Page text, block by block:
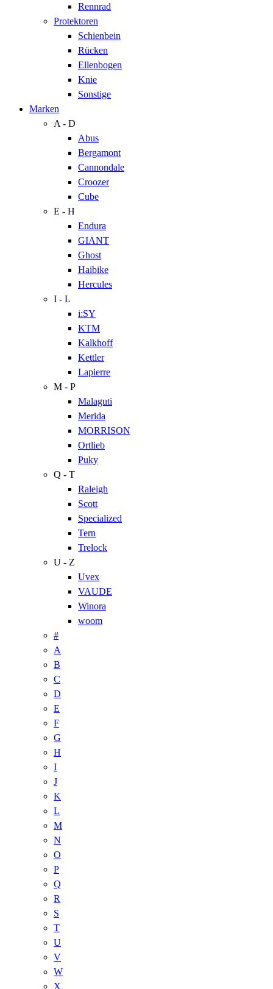
Rennrad
Protektoren
Schienbein
Rücken
Ellenbogen
Knie
Sonstige
Marken
A - D
Abus
Bergamont
Cannondale
Croozer
Cube
E - H
Endura
GIANT
Ghost
Haibike
Hercules
I - L
i:SY
KTM
Kalkhoff
Kettler
Lapierre
M - P
Malaguti
Merida
MORRISON
Ortlieb
Puky
Q - T
Raleigh
Scott
Specialized
Tern
Trelock
U - Z
Uvex
VAUDE
Winora
woom
#
A
B
C
D
E
F
G
H
I
J
K
L
M
N
O
P
Q
R
S
T
U
V
W
X